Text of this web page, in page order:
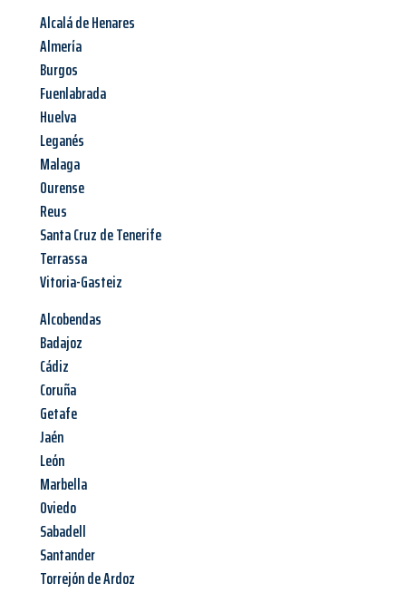
Alcalá de Henares
Almería
Burgos
Fuenlabrada
Huelva
Leganés
Malaga
Ourense
Reus
Santa Cruz de Tenerife
Terrassa
Vitoria-Gasteiz
Alcobendas
Badajoz
Cádiz
Coruña
Getafe
Jaén
León
Marbella
Oviedo
Sabadell
Santander
Torrejón de Ardoz